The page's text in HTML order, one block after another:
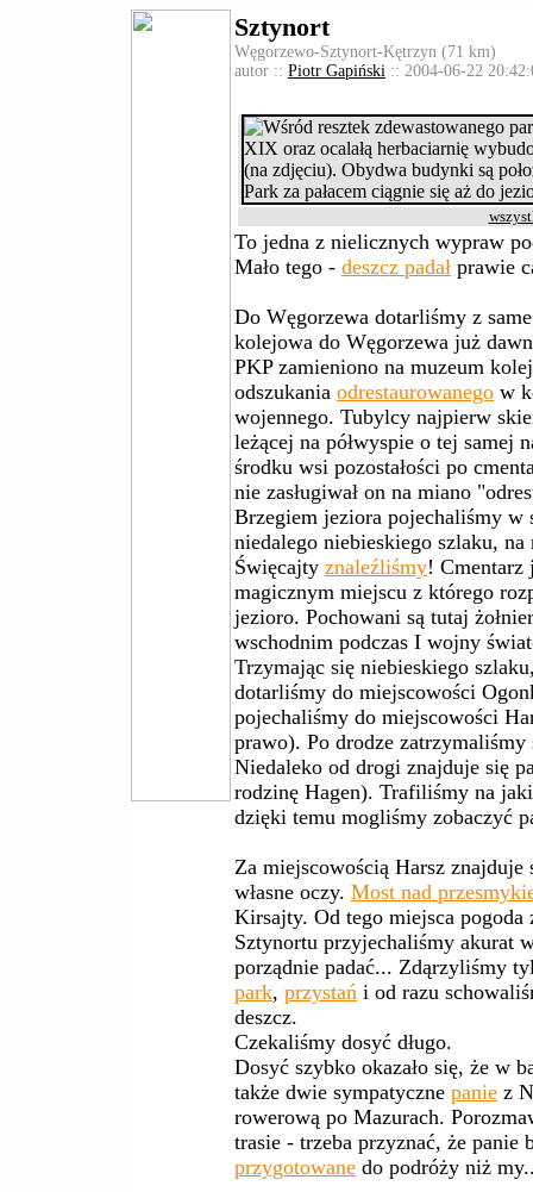
Sztynort
Węgorzewo-Sztynort-Kętrzyn (71 km)
autor :: Piotr Gapiński :: 2004-06-22
To jedna z nielicznych wypraw
Mało tego - deszcz padał prawie
Do Węgorzewa dotarliśmy z
kolejowa do Węgorzewa już
PKP zamieniono na muzeum
odszukania odrestaurowanego w
wojennego. Tubylcy najpierw
leżącej na półwyspie o tej samej
środku wsi pozostałości po
nie zasługiwał on na miano
Brzegiem jeziora pojechaliśmy
niedalego niebieskiego szlaku,
Święcajty znaleźliśmy! Cmentarz
magicznym miejscu z którego
jezioro. Pochowani są tutaj
wschodnim podczas I wojny
Trzymając się niebieskiego
dotarliśmy do miejscowości
pojechaliśmy do miejscowości
prawo). Po drodze
Niedaleko od drogi znajduje się
rodzinę Hagen). Trafiliśmy na
dzięki temu mogliśmy zobaczyć
Za miejscowością Harsz znajduje
własne oczy. Most nad
Kirsajty. Od tego miejsca pogoda
Sztynortu przyjechaliśmy akurat
porządnie padać... Zdąrzyliśmy
park, przystań i od razu
deszcz.
Czekaliśmy dosyć długo.
Dosyć szybko okazało się, że w
także dwie sympatyczne panie z
rowerową po Mazurach.
trasie - trzeba przyznać, że panie
przygotowane do podróży niż